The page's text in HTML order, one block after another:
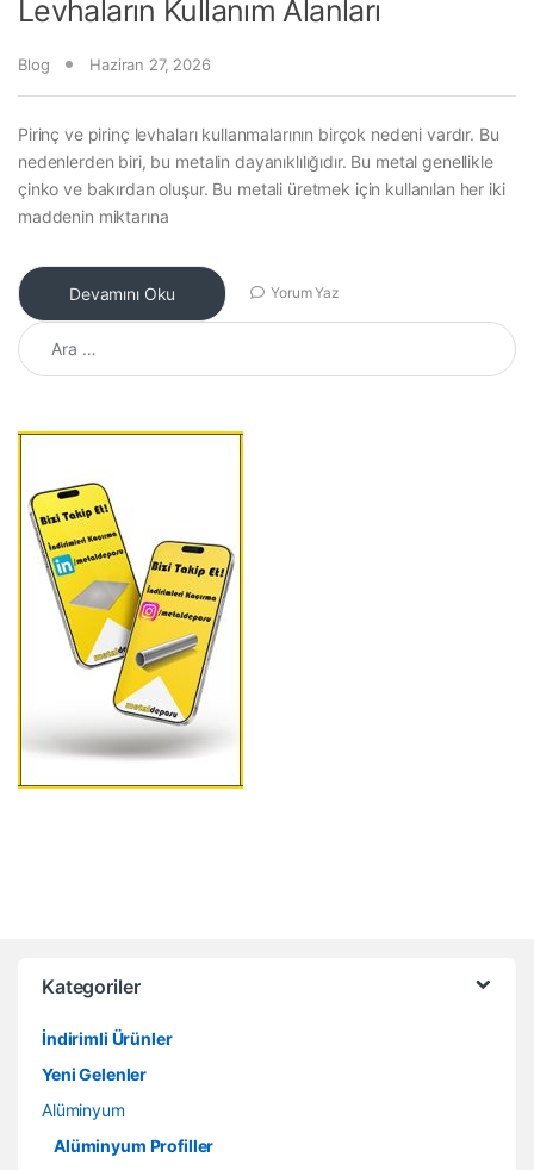
Levhaların Kullanım Alanları
Blog Haziran 27, 2026
Pirinç ve pirinç levhaları kullanmalarının birçok nedeni vardır. Bu
nedenlerden biri, bu metalin dayanıklılığıdır. Bu metal genellikle
çinko ve bakırdan oluşur. Bu metali üretmek için kullanılan her iki
maddenin miktarına
Devamını Oku Yorum Yaz
Arama:
Kategoriler
İndirimli Ürünler
Yeni Gelenler
Alüminyum
Alüminyum Profiller